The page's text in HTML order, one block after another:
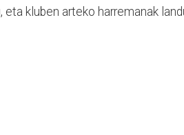
eta kluben arteko harremanak